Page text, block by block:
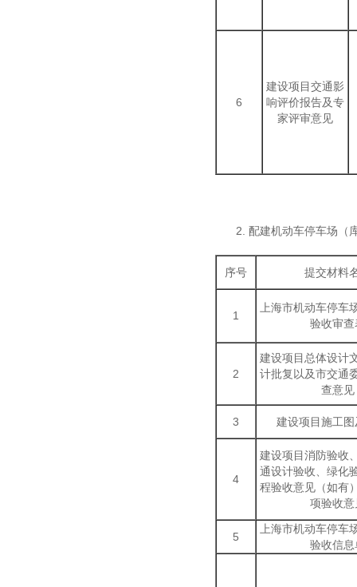
6
建设项目交通影
响评价报告及专
家评审意见
2. 配建机动车停车场（
序号 提交材料
1
上海市机动车停车
验收审查
2
建设项目总体设计
计批复以及市交通
查意见
3 建设项目施工
4
建设项目消防验收
通设计验收、绿化
程验收意见（如有
项验收意
5
上海市机动车停车
验收信息